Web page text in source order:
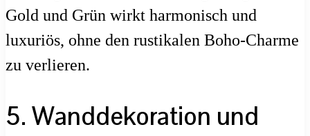
Gold und Grün wirkt harmonisch und
luxuriös, ohne den rustikalen Boho-Charme
zu verlieren.
5. Wanddekoration und